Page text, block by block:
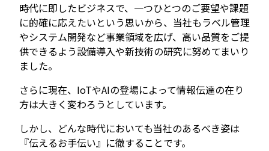
時代に即したビジネスで、一つひとつのご要望や課題
に的確に応えたいという思いから、当社もラベル管理
やシステム開発など事業領域を広げ、高い品質をご提
供できるよう設備導入や新技術の研究に努めてまいり
ました。
さらに現在、IoTやAIの登場によって情報伝達の在り
方は大きく変わろうとしています。
しかし、どんな時代においても当社のあるべき姿は
『伝えるお手伝い』に徹することです。